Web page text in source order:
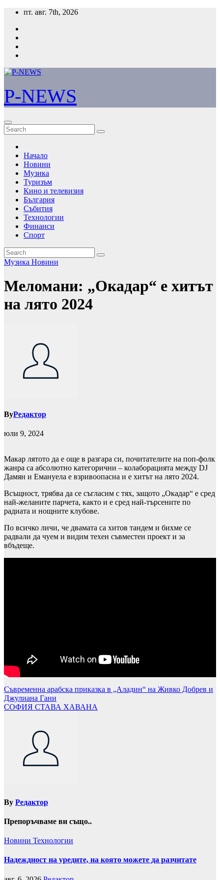
Skip
content
пт. авг. 7th, 2026
P-NEWS
Начало
Новини
Музика
Туризъм
Кино и телевизия
България
Събития
Технологии
Финанси
Спорт
Музика Новини
Меломани: „Окадар“ е хитът
на лято 2024
ByРедактор
юли 9, 2024
Макар лятото да е още в разгара си, почитателите на поп-фолк
жанра са абсолютно категорични – колаборацията между DJ
Дамян и Емануела е взривоопасна и е хитът на лято 2024.
Всъщност, трябва да се съгласим с тях, защото „Окадар“ е сред
най-желаните парчета, както и е сред най-търсените по
радиата и нощните клубове.
По всичко личи, че двамата са хитов тандем и бихме се
радвали да чуем и видим техен съвместен проект и за
вбъдеще.
Навигация
Съвременна арабска приказка в „Аладин“ на Живко Добрев и
Джулиана Гани
СОФИЯ СТАВА ХАВАНА
By Редактор
Препоръчваме ви също..
Новини Технологии
Надеждност на уредите, на която можете да разчитате